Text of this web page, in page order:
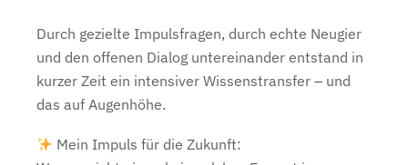
Durch gezielte Impulsfragen, durch echte Neugier
und den offenen Dialog untereinander entstand in
kurzer Zeit ein intensiver Wissenstransfer – und
das auf Augenhöhe.
Mein Impuls für die Zukunft: